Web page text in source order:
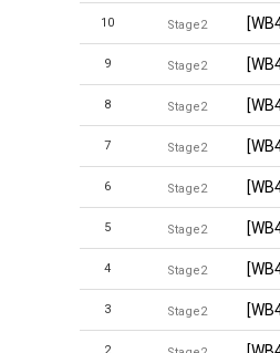
10 Stage2
9 Stage2
8 Stage2
7 Stage2
6 Stage2
5 Stage2
4 Stage2
3 Stage2